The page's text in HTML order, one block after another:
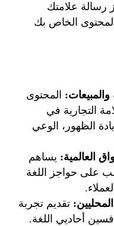
رسالة علامتك
المحتوى الخاص بك
والمبيعات: المحتوى
التجارية في
الظهور، الوعي
العالمية: يساهم
على حواجز اللغة
: تقديم تجربة
أحاديي اللغة.